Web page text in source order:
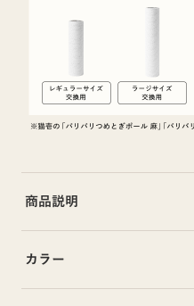
商品説明
カラー